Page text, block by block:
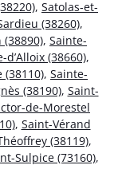
, Satolas-et-
(38260),
(38890), Sainte-
(38660),
(38110), Sainte-
(38190), Saint-
de-Morestel
, Saint-Vérand
(38119),
Sulpice (73160),